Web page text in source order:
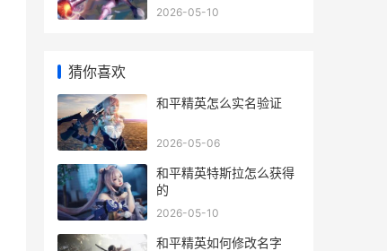
2026-05-10
猜你喜欢
和平精英怎么实名验证
2026-05-06
和平精英特斯拉怎么获得
的
2026-05-10
和平精英如何修改名字